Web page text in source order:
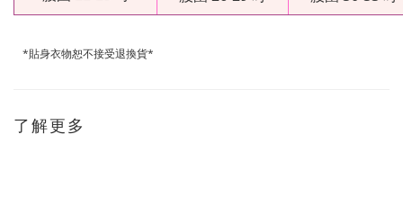
*貼身衣物恕不接受退換貨*
了解更多